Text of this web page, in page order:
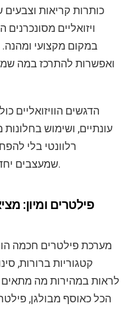
כותרות קריאות
ויזואליים
במקום מקצועי
ואפשרות להתרכז במה
הדגשים הוויזואליים
עונתיים, ושימוש
רלוונטי בלי
שמעצבים יחד חוויה של כניסה נעימה וחלקה.
פילטרים ומיון:
מערכת פילטרים חכמה
קטגוריות ברורות,
לראות במהירות מה מתאים
הכל כאוסף מבולגן,